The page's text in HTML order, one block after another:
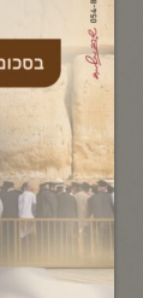
סט
₪300.00
הוצאה מיוחדת